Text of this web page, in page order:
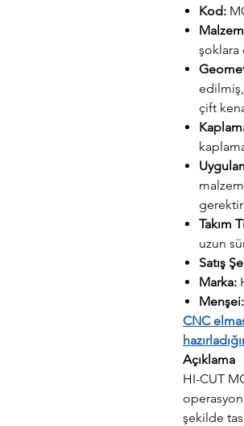
Kod:
şoklara
edilmiş,
çift
Takım
uzun
Satış
Marka:
Menşei:
CNC
Açıklama
HI-CUT
şekilde